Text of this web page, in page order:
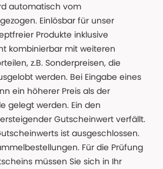
automatisch vom
Einlösbar für unser
Produkte inklusive
kombinierbar mit weiteren
z.B. Sonderpreisen, die
werden. Bei Eingabe eines
ein höherer Preis als der
gelegt werden. Ein den
Gutscheinwert verfällt.
ist ausgeschlossen.
Für die Prüfung
müssen Sie sich in Ihr